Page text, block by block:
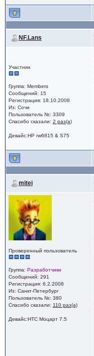
NF.Lans
Участник
Группа: Members
Сообщений: 15
Регистрация: 18.10.2008
Из: Сочи
Пользователь №: 3309
Спасибо сказали: 2 раз(а)
Девайс:HP rw6815 & S75
mitei
Проверенный пользователь
Группа: Разработчики
Сообщений: 291
Регистрация: 6.2.2008
Из: Санкт-Петербург
Пользователь №: 380
Спасибо сказали: 110 раз(а)
Девайс:HTC Моцарт 7.5